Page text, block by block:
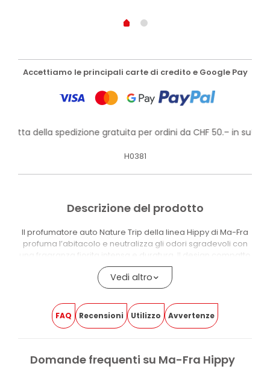
Accettiamo le principali carte di credito e Google Pay
della spedizione gratuita per ordini da CHF 50.– in su!
H0381
Descrizione del prodotto
Il profumatore auto Nature Trip della linea Hippy di Ma-Fra
profuma l’abitacolo e neutralizza gli odori sgradevoli con
una fragranza fiorita intensa e duratura. Il design compatto
e colorato si integra senza ingombrare in auto, camper e
veicoli commerciali. Il montaggio è rapido e non richiede
strumenti.
La fragranza Nature Trip appartiene alla famiglia floreale:
un profilo olfattivo fresco e naturale che neutralizza gli
BENEFICI DI MA-FRA PROFUMATORE AUTO NATURE TRIP
Vedi altro
FAQ Recensioni Utilizzo Avvertenze
Domande frequenti su Ma-Fra Hippy